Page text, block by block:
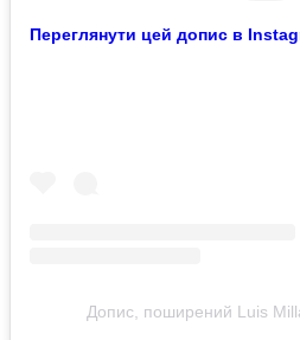
Переглянути цей допис в
Допис, поширений Luis